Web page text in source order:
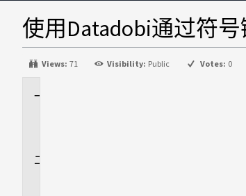
使用Datadobi通过符号
Views: 71 Visibility: Public Votes: 0